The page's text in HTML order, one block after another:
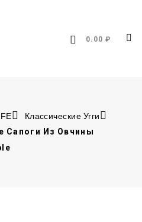
0.00 ₽
Классические Угги
Сапоги Из Овчины